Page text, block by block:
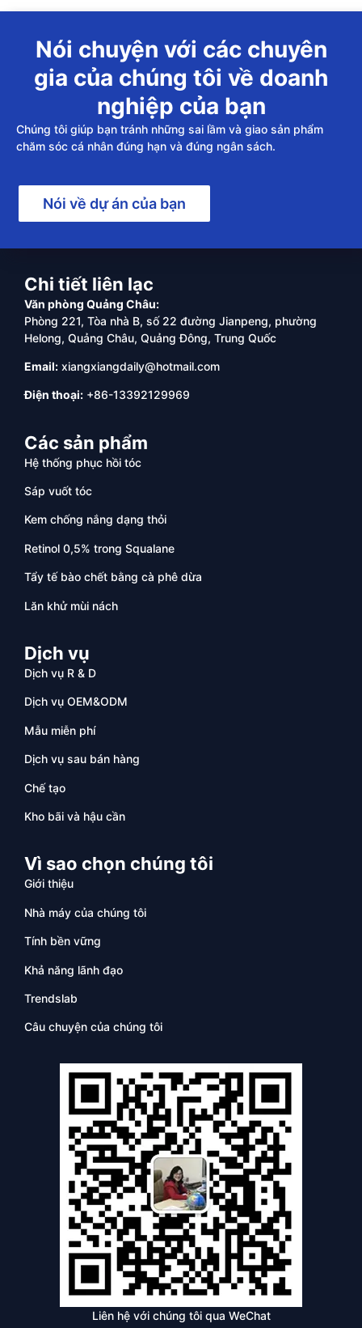
Nói chuyện với các chuyên
gia của chúng tôi về doanh
nghiệp của bạn
Chúng tôi giúp bạn tránh những sai lầm và giao sản phẩm
chăm sóc cá nhân đúng hạn và đúng ngân sách.
Nói về dự án của bạn
Chi tiết liên lạc
Văn phòng Quảng Châu:
Phòng 221, Tòa nhà B, số 22 đường Jianpeng, phường
Helong, Quảng Châu, Quảng Đông, Trung Quốc
Email: xiangxiangdaily@hotmail.com
Điện thoại: +86-13392129969
Các sản phẩm
Hệ thống phục hồi tóc
Sáp vuốt tóc
Kem chống nắng dạng thỏi
Retinol 0,5% trong Squalane
Tẩy tế bào chết bằng cà phê dừa
Lăn khử mùi nách
Dịch vụ
Dịch vụ R & D
Dịch vụ OEM&ODM
Mẫu miễn phí
Dịch vụ sau bán hàng
Chế tạo
Kho bãi và hậu cần
Vì sao chọn chúng tôi
Giới thiệu
Nhà máy của chúng tôi
Tính bền vững
Khả năng lãnh đạo
Trendslab
Câu chuyện của chúng tôi
Liên hệ với chúng tôi qua WeChat